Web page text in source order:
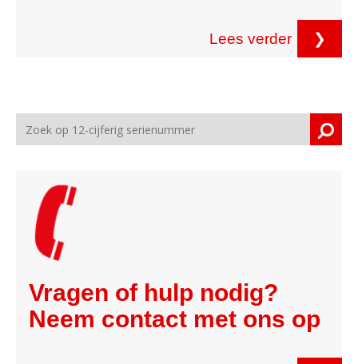
Lees verder ❯
Vragen of hulp nodig?
Neem contact met ons op